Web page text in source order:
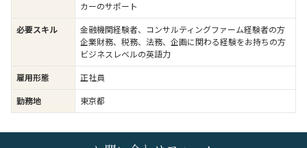
カーのサポート
必要スキル
金融機関経験者、コンサルティングファーム経験者の方
企業財務、税務、法務、企画に関わる経験をお持ちの方
ビジネスレベルの英語力
雇用形態
正社員
勤務地
東京都